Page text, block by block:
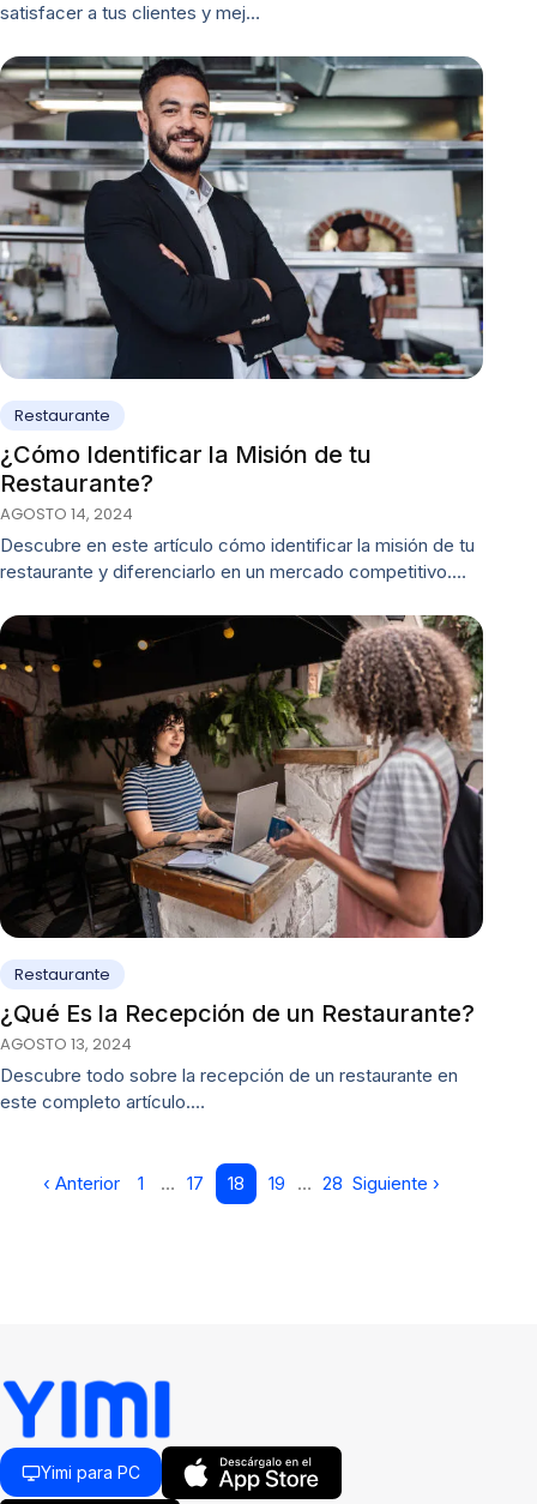
satisfacer a tus clientes y mej…
Restaurante
¿Cómo Identificar la Misión de tu
Restaurante?
AGOSTO 14, 2024
Descubre en este artículo cómo identificar la misión de tu
restaurante y diferenciarlo en un mercado competitivo.…
Restaurante
¿Qué Es la Recepción de un Restaurante?
AGOSTO 13, 2024
Descubre todo sobre la recepción de un restaurante en
este completo artículo.…
‹ Anterior 1 … 17 18 19 … 28 Siguiente ›
Yimi para PC